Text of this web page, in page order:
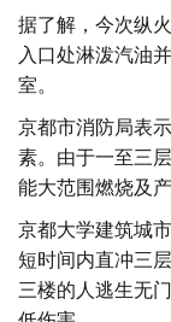
据了解，今次纵
入口处淋泼汽油
室。
京都市消防局表
素。由于一至三
能大范围燃烧及产
京都大学建筑城
短时间内直冲三
三楼的人逃生无